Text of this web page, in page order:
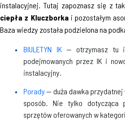
instalacyjnej. Tutaj zapoznasz się z
ciepła z Kluczborka i pozostałym
Baza wiedzy została podzielona na
BIULETYN IK— otrzymasz tu
podejmowanych przez IK i
instalacyjny.
Porady— duża dawka
sposób. Nie tylko dotycząca
sprzętów oferowanych w